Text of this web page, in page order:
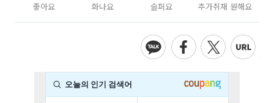
좋아요 화나요 슬퍼요 추가취재 원해요